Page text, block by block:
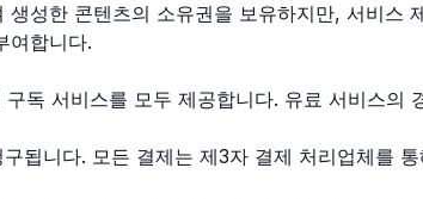
생성한 콘텐츠의 소유권을 보유하지만, 서비스
여합니다.
독 서비스를 모두 제공합니다. 유료 서비스의
됩니다. 모든 결제는 제3자 결제 처리업체를